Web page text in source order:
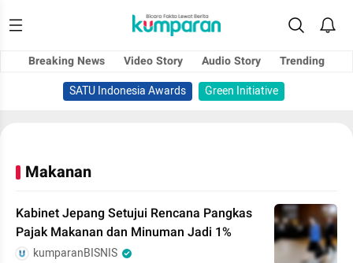
Breaking News Video Story Audio Story
Trending
SATU Indonesia Awards
Green Initiative
Makanan
Kabinet Jepang Setujui Rencana Pangkas
Pajak Makanan dan Minuman Jadi 1%
kumparanBISNIS